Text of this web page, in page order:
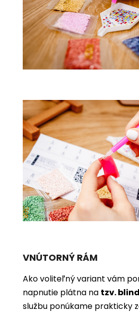
VNÚTORNÝ RÁM
Ako voliteľný variant vám
napnutie plátna na tzv.
službu ponúkame prakticky